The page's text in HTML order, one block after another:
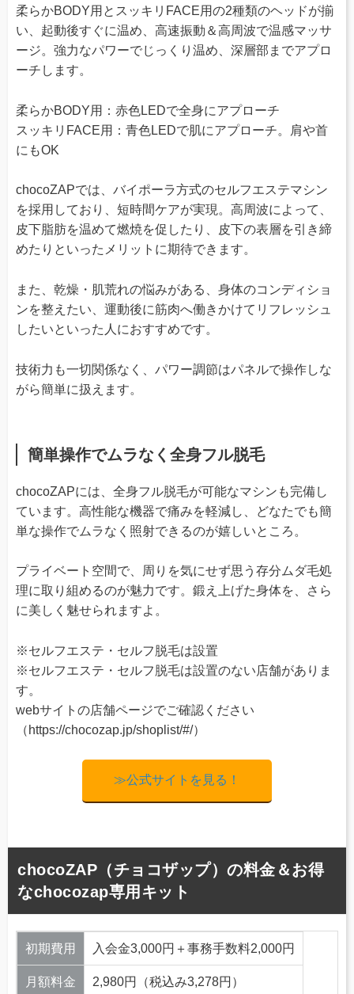
柔らかBODY用とスッキリFACE用の2種類のヘッドが揃
い、起動後すぐに温め、高速振動＆高周波で温感マッサ
ージ。強力なパワーでじっくり温め、深層部までアプロ
ーチします。
柔らかBODY用：赤色LEDで全身にアプローチ
スッキリFACE用：青色LEDで肌にアプローチ。肩や首
にもOK
chocoZAPでは、バイポーラ方式のセルフエステマシン
を採用しており、短時間ケアが実現。高周波によって、
皮下脂肪を温めて燃焼を促したり、皮下の表層を引き締
めたりといったメリットに期待できます。
また、乾燥・肌荒れの悩みがある、身体のコンディショ
ンを整えたい、運動後に筋肉へ働きかけてリフレッシュ
したいといった人におすすめです。
技術力も一切関係なく、パワー調節はパネルで操作しな
がら簡単に扱えます。
簡単操作でムラなく全身フル脱毛
chocoZAPには、全身フル脱毛が可能なマシンも完備し
ています。高性能な機器で痛みを軽減し、どなたでも簡
単な操作でムラなく照射できるのが嬉しいところ。
プライベート空間で、周りを気にせず思う存分ムダ毛処
理に取り組めるのが魅力です。鍛え上げた身体を、さら
に美しく魅せられますよ。
※セルフエステ・セルフ脱毛は設置
※セルフエステ・セルフ脱毛は設置のない店舗がありま
す。
webサイトの店舗ページでご確認ください
（https://chocozap.jp/shoplist/#/）
≫公式サイトを見る！
chocoZAP（チョコザップ）の料金＆お得
なchocozap専用キット
初期費用 入会金3,000円＋事務手数料2,000円
月額料金 2,980円（税込み3,278円）